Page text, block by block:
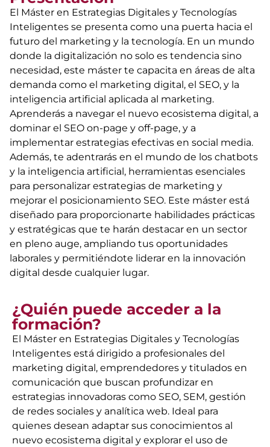
El Máster en Estrategias Digitales y Tecnologías
Inteligentes se presenta como una puerta hacia el
futuro del marketing y la tecnología. En un mundo
donde la digitalización no solo es tendencia sino
necesidad, este máster te capacita en áreas de alta
demanda como el marketing digital, el SEO, y la
inteligencia artificial aplicada al marketing.
Aprenderás a navegar el nuevo ecosistema digital, a
dominar el SEO on-page y off-page, y a
implementar estrategias efectivas en social media.
Además, te adentrarás en el mundo de los chatbots
y la inteligencia artificial, herramientas esenciales
para personalizar estrategias de marketing y
mejorar el posicionamiento SEO. Este máster está
diseñado para proporcionarte habilidades prácticas
y estratégicas que te harán destacar en un sector
en pleno auge, ampliando tus oportunidades
laborales y permitiéndote liderar en la innovación
digital desde cualquier lugar.
¿Quién puede acceder a la
formación?
El Máster en Estrategias Digitales y Tecnologías
Inteligentes está dirigido a profesionales del
marketing digital, emprendedores y titulados en
comunicación que buscan profundizar en
estrategias innovadoras como SEO, SEM, gestión
de redes sociales y analítica web. Ideal para
quienes desean adaptar sus conocimientos al
nuevo ecosistema digital y explorar el uso de